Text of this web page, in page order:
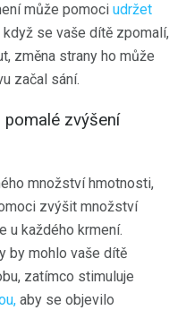
může pomoci udržet
se vaše dítě zpomalí,
změna strany ho může
začal sání.
zvýšení
množství hmotnosti,
zvýšit množství
u každého krmení.
by mohlo vaše dítě
zatímco stimuluje
aby se objevilo